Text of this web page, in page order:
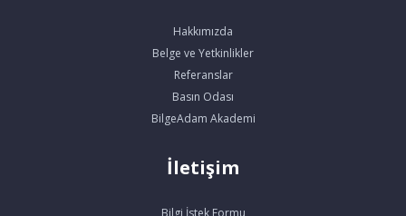
Hakkımızda
Belge ve Yetkinlikler
Referanslar
Basın Odası
BilgeAdam Akademi
İletişim